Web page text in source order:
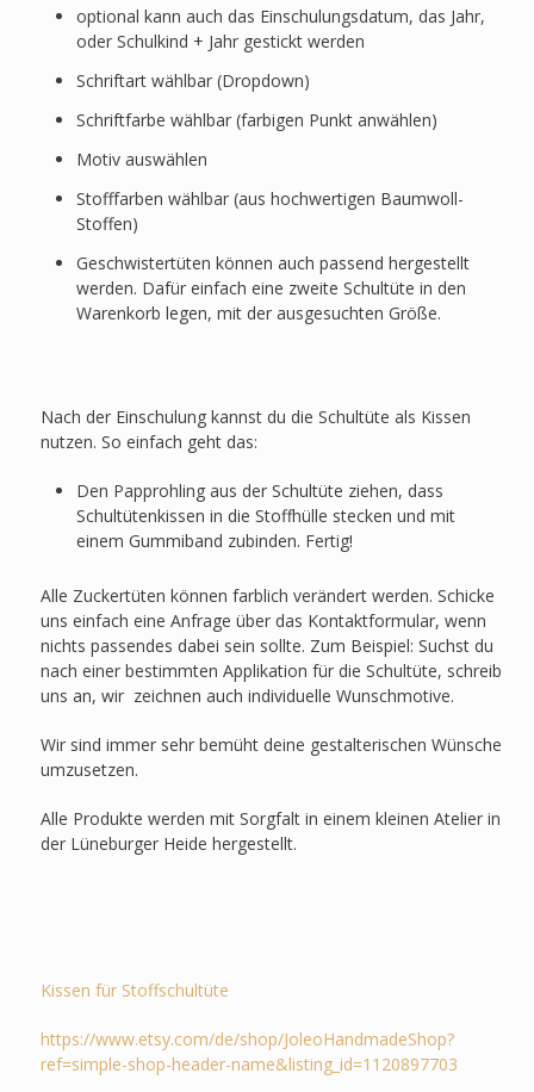
optional kann auch das Einschulungsdatum, das Jahr,
oder Schulkind + Jahr gestickt werden
Schriftart wählbar (Dropdown)
Schriftfarbe wählbar (farbigen Punkt anwählen)
Motiv auswählen
Stofffarben wählbar (aus hochwertigen Baumwoll-
Stoffen)
Geschwistertüten können auch passend hergestellt
werden. Dafür einfach eine zweite Schultüte in den
Warenkorb legen, mit der ausgesuchten Größe.
Nach der Einschulung kannst du die Schultüte als Kissen
nutzen. So einfach geht das:
Den Papprohling aus der Schultüte ziehen, dass
Schultütenkissen in die Stoffhülle stecken und mit
einem Gummiband zubinden. Fertig!
Alle Zuckertüten können farblich verändert werden. Schicke
uns einfach eine Anfrage über das Kontaktformular, wenn
nichts passendes dabei sein sollte. Zum Beispiel: Suchst du
nach einer bestimmten Applikation für die Schultüte, schreib
uns an, wir zeichnen auch individuelle Wunschmotive.
Wir sind immer sehr bemüht deine gestalterischen Wünsche
umzusetzen.
Alle Produkte werden mit Sorgfalt in einem kleinen Atelier in
der Lüneburger Heide hergestellt.
Kissen für Stoffschultüte
https://www.etsy.com/de/shop/JoleoHandmadeShop?
ref=simple-shop-header-name&listing_id=1120897703